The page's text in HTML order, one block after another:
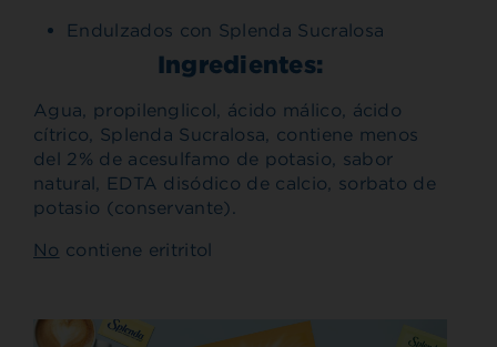
Endulzados con Splenda Sucralosa
Ingredientes:
Agua, propilenglicol, ácido málico, ácido
cítrico, Splenda Sucralosa, contiene menos
del 2% de acesulfamo de potasio, sabor
natural, EDTA disódico de calcio, sorbato de
potasio (conservante).
No contiene eritritol